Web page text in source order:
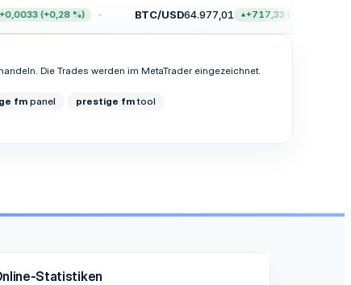
(+0,28 %) BTC/USD64.977,01 +717,33 (+1,12 %)
Die Trades werden im MetaTrader eingezeichnet.
fm panel prestige fmtool
Statistiken